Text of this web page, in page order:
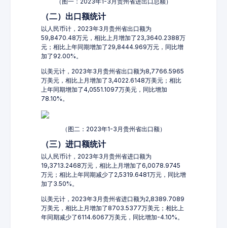
（二）出口额统计
以人民币计，2023年3月贵州省出口额为
59,8470.48万元，相比上月增加了23,3640.2388万
元；相比上年同期增加了29,8444.969万元，同比增
加了92.00%。
以美元计，2023年3月贵州省出口额为8,7766.5965
万美元，相比上月增加了3,4022.6148万美元；相比
上年同期增加了4,0551.1097万美元，同比增加
78.10%。
（图二：2023年1-3月贵州省出口额）
（三）进口额统计
以人民币计，2023年3月贵州省进口额为
19,3713.2468万元，相比上月增加了6,0078.9745
万元；相比上年同期减少了2,5319.6481万元，同比增
加了3.50%。
以美元计，2023年3月贵州省进口额为2,8389.7089
万美元，相比上月增加了8703.5377万美元；相比上
年同期减少了6114.6067万美元，同比增加-4.10%。